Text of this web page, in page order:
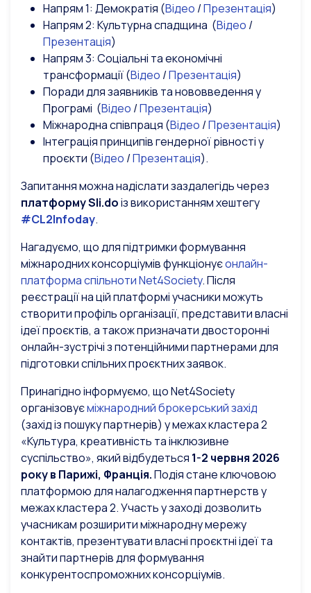
Напрям 1: Демократія (Відео /Презентація)
Напрям 2: Культурна спадщина (Відео /
Презентація)
Напрям 3: Соціальні та економічні
трансформації (Відео /Презентація)
Поради для заявників та нововведення у
Програмі (Відео /Презентація)
Міжнародна співпраця (Відео /Презентація)
Інтеграція принципів гендерної рівності у
проєкти (Відео /Презентація).
Запитання можна надіслати заздалегідь через
платформу Sli.doіз використанням хештегу
#CL2Infoday.
Нагадуємо, що для підтримки формування
міжнародних консорціумів функціонуєонлайн-
платформа спільноти Net4Society. Після
реєстрації на цій платформі учасники можуть
створити профіль організації, представити власні
ідеї проєктів, а також призначати двосторонні
онлайн-зустрічі з потенційними партнерами для
підготовки спільних проєктних заявок.
Принагідно інформуємо, що Net4Society
організовуєміжнародний брокерський захід
(захід із пошуку партнерів) у межах кластера 2
«Культура, креативність та інклюзивне
суспільство», який відбудеться 1-2 червня 2026
року в Парижі, Франція.Подія стане ключовою
платформою для налагодження партнерств у
межах кластера 2. Участь у заході дозволить
учасникам розширити міжнародну мережу
контактів, презентувати власні проєктні ідеї та
знайти партнерів для формування
конкурентоспроможних консорціумів.